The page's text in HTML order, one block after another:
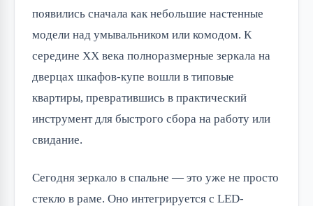
появились сначала как небольшие настенные
модели над умывальником или комодом. К
середине XX века полноразмерные зеркала на
дверцах шкафов-купе вошли в типовые
квартиры, превратившись в практический
инструмент для быстрого сбора на работу или
свидание.
Сегодня зеркало в спальне — это уже не просто
стекло в раме. Оно интегрируется с LED-